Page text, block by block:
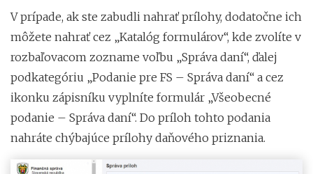
V prípade, ak ste zabudli nahrať prílohy, dodatočne ich
môžete nahrať cez „Katalóg formulárov“, kde zvolíte v
rozbaľovacom zozname voľbu „Správa daní“, ďalej
podkategóriu „Podanie pre FS – Správa daní“ a cez
ikonku zápisníku vyplníte formulár „Všeobecné
podanie – Správa daní“. Do príloh tohto podania
nahráte chýbajúce prílohy daňového priznania.